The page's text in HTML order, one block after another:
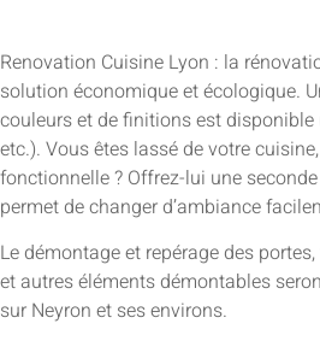
Renovation Cuisine Lyon : la
solution économique et écologique.
couleurs et de finitions est disponible
etc.). Vous êtes lassé de votre
fonctionnelle ? Offrez-lui une
permet de changer d’ambiance
Le démontage et repérage des
et autres éléments démontables
sur Neyron et ses environs.